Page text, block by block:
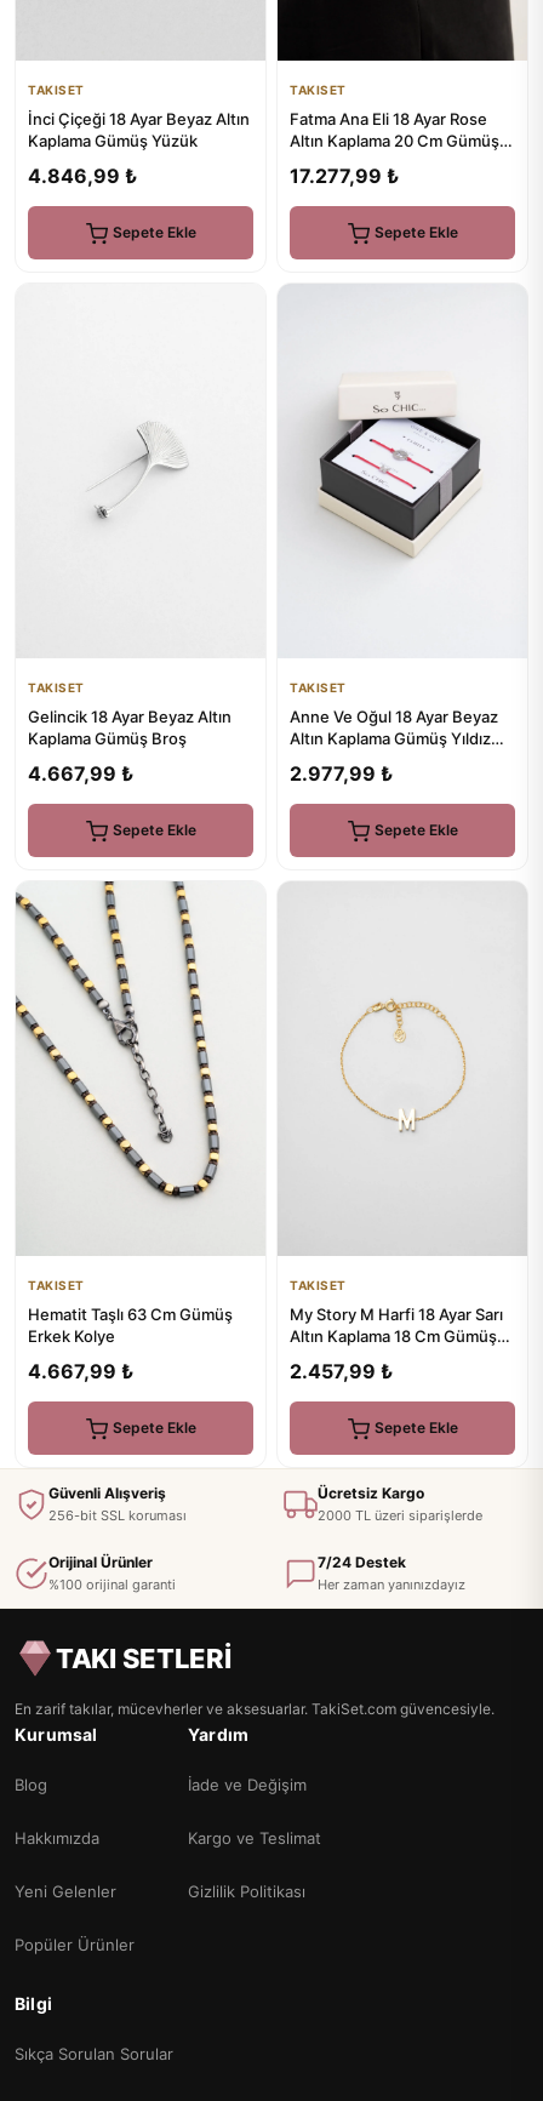
TAKISET
İnci Çiçeği 18 Ayar Beyaz Altın
Kaplama Gümüş Yüzük
4.846,99 ₺
Sepete Ekle
TAKISET
Fatma Ana Eli 18 Ayar Rose
Altın Kaplama 20 Cm Gümüş
17.277,99 ₺
Sepete Ekle
TAKISET
Gelincik 18 Ayar Beyaz Altın
Kaplama Gümüş Broş
4.667,99 ₺
Sepete Ekle
TAKISET
Anne Ve Oğul 18 Ayar Beyaz
Altın Kaplama Gümüş Yıldız
2.977,99 ₺
Sepete Ekle
TAKISET
Hematit Taşlı 63 Cm Gümüş
Erkek Kolye
4.667,99 ₺
Sepete Ekle
TAKISET
My Story M Harfi 18 Ayar Sarı
Altın Kaplama 18 Cm Gümüş
2.457,99 ₺
Sepete Ekle
Güvenli Alışveriş
256-bit SSL koruması
Ücretsiz Kargo
2000 TL üzeri siparişlerde
Orijinal Ürünler
%100 orijinal garanti
7/24 Destek
Her zaman yanınızdayız
TAKI SETLERİ
En zarif takılar, mücevherler ve aksesuarlar. TakiSet.com güvencesiyle.
Kurumsal
Blog
Hakkımızda
Yeni Gelenler
Popüler Ürünler
Yardım
İade ve Değişim
Kargo ve Teslimat
Gizlilik Politikası
Bilgi
Sıkça Sorulan Sorular